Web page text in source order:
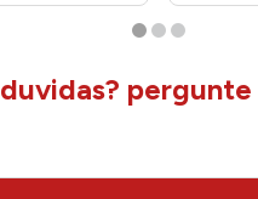
duvidas? pergunte